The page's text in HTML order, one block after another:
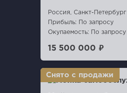
Россия, Санкт-Петербург
Прибыль: По запросу
Окупаемость: По запросу
15 500 000 ₽